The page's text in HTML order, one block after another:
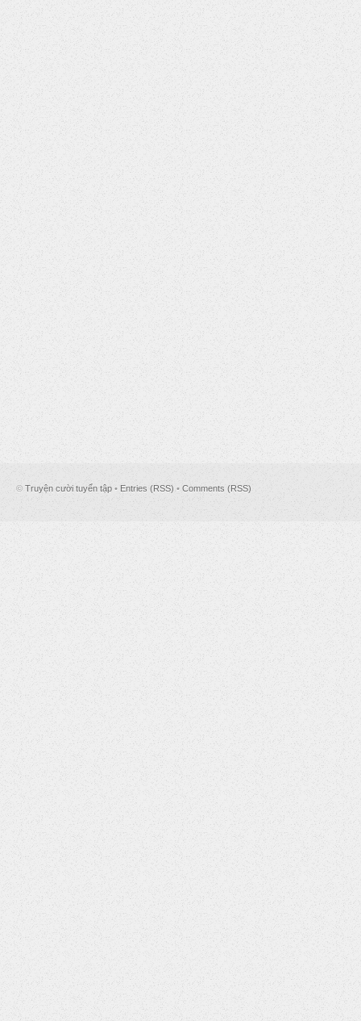
© Truyện cười tuyển tập • Entries (RSS) • Comments (RSS)